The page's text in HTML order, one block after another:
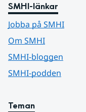
SMHI-länkar
Jobba på SMHI
Om SMHI
SMHI-bloggen
SMHI-podden
Teman